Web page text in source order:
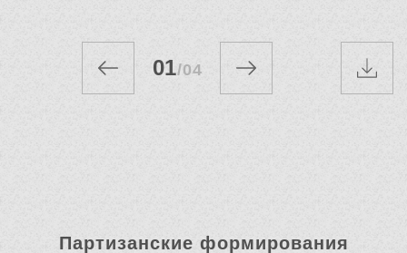
01/04
Партизанские формирования